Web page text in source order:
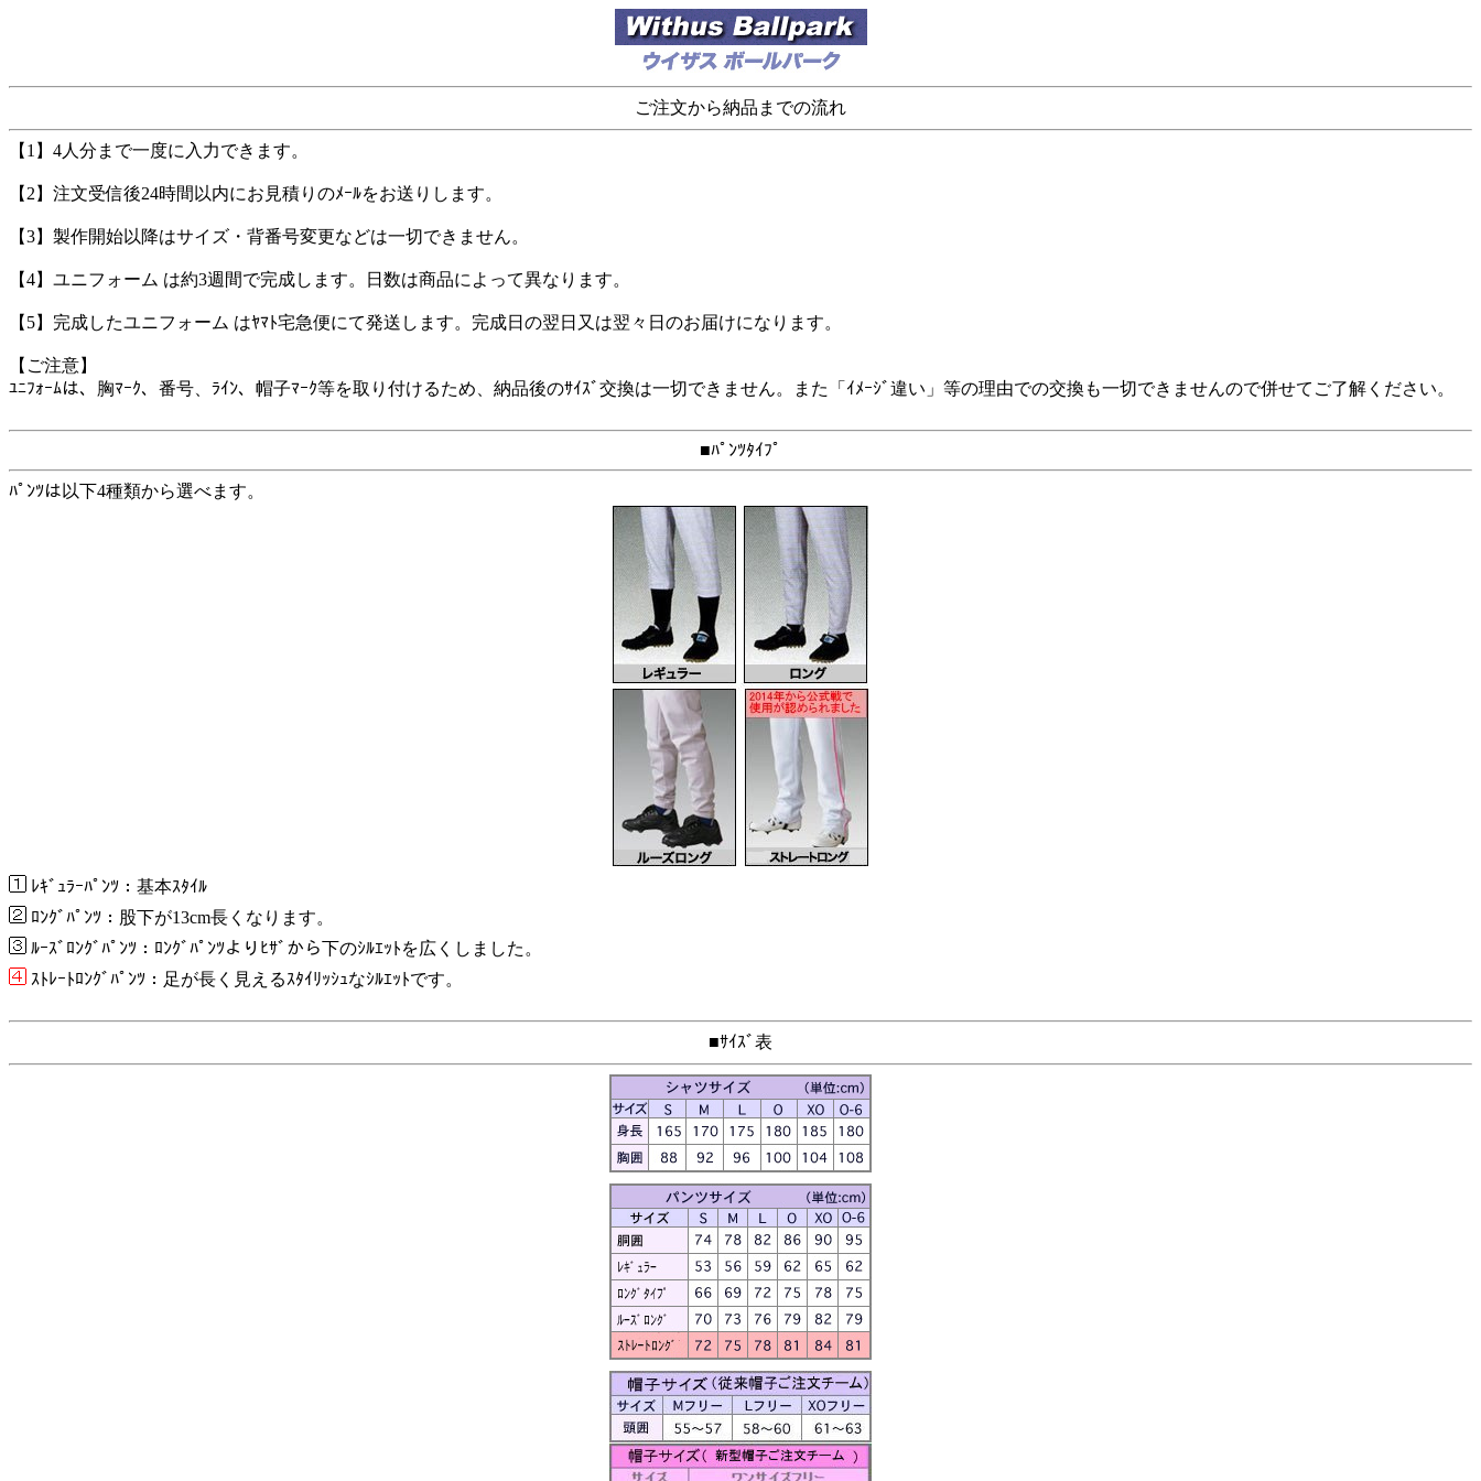
ご注文から納品までの流れ
【1】4人分まで一度に入力できます。
【2】注文受信後24時間以内にお見積りのﾒｰﾙをお送りします。
【3】製作開始以降はサイズ・背番号変更などは一切できません。
【4】ユニフォーム は約3週間で完成します。日数は商品によって異なります。
【5】完成したユニフォーム はﾔﾏﾄ宅急便にて発送します。完成日の翌日又は翌々日のお届けになります。
【ご注意】
ﾕﾆﾌｫｰﾑは、胸ﾏｰｸ、番号、ﾗｲﾝ、帽子ﾏｰｸ等を取り付けるため、納品後のｻｲｽﾞ交換は一切できません。また「ｲﾒｰｼﾞ違い」等の理由での交換も一切できませんので併せてご了解ください。
■ﾊﾟﾝﾂﾀｲﾌﾟ
ﾊﾟﾝﾂは以下4種類から選べます。
ﾚｷﾞｭﾗｰﾊﾟﾝﾂ：基本ｽﾀｲﾙ
ﾛﾝｸﾞﾊﾟﾝﾂ：股下が13cm長くなります。
ﾙｰｽﾞﾛﾝｸﾞﾊﾟﾝﾂ：ﾛﾝｸﾞﾊﾟﾝﾂよりﾋｻﾞから下のｼﾙｴｯﾄを広くしました。
ｽﾄﾚｰﾄﾛﾝｸﾞﾊﾟﾝﾂ：足が長く見えるｽﾀｲﾘｯｼｭなｼﾙｴｯﾄです。
■ｻｲｽﾞ表